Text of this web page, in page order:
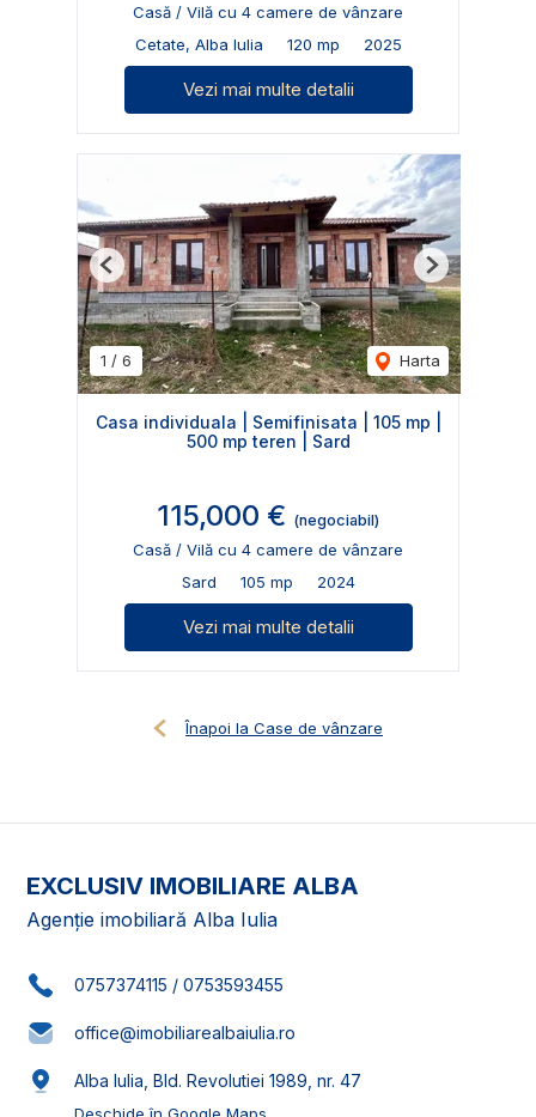
Casă / Vilă cu 4 camere de vânzare
Cetate, Alba Iulia
120 mp 2025
Vezi mai multe detalii
1 / 6 Harta
Previous Next
Casa individuala | Semifinisata | 105 mp |
500 mp teren | Sard
115,000 € (negociabil)
Casă / Vilă cu 4 camere de vânzare
Sard
105 mp 2024
Vezi mai multe detalii
Înapoi la Case de vânzare
EXCLUSIV IMOBILIARE ALBA
Agenție imobiliară Alba Iulia
0757374115 / 0753593455
office@imobiliarealbaiulia.ro
Alba Iulia, Bld. Revolutiei 1989, nr. 47